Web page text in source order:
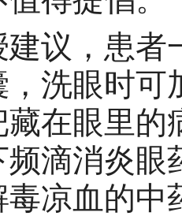
，患者
洗眼时可
在眼里的
滴消炎眼
毒凉血的中